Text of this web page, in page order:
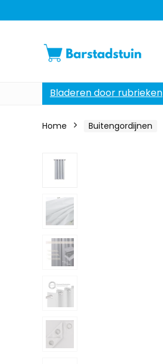
Bladeren door rubrieken
Home Buitengordijnen